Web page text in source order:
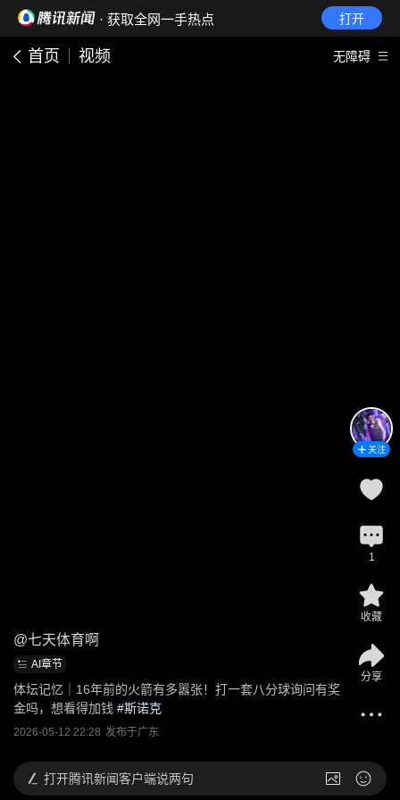
· 获取全网一手热点 打开
首页 视频 无障碍
@七天体育啊
AI章节
体坛记忆｜16年前的火箭有多嚣张！打一套八分球询问有奖
金吗，想看得加钱 #斯诺克
2026-05-12 22:28 发布于广东
关注
1
收藏
分享
打开腾讯新闻客户端说两句